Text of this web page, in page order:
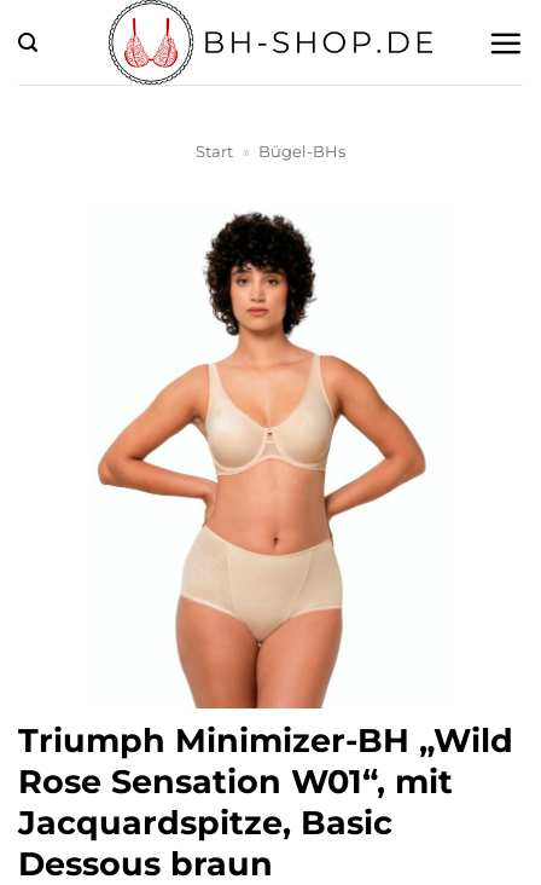
Inhalt
springen
Start » Bügel-BHs
Triumph Minimizer-BH „Wild
Rose Sensation W01“, mit
Jacquardspitze, Basic
Dessous braun